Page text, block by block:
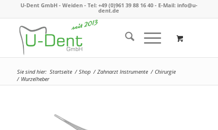
U-Dent GmbH - Weiden - Tel: +49 (0)961 39 88 16 40- E-Mail: info@u-
dent.de
Sie sind hier: Startseite / Shop / Zahnarzt Instrumente / Chirurgie
/ Wurzelheber